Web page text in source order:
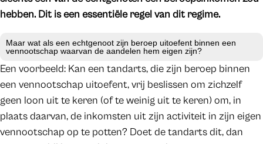
hebben. Dit is een essentiële regel van dit regime.
Maar wat als een echtgenoot zijn beroep uitoefent binnen een
vennootschap waarvan de aandelen hem eigen zijn?
Een voorbeeld: Kan een tandarts, die zijn beroep binnen
een vennootschap uitoefent, vrij beslissen om zichzelf
geen loon uit te keren (of te weinig uit te keren) om, in
plaats daarvan, de inkomsten uit zijn activiteit in zijn eigen
vennootschap op te potten? Doet de tandarts dit, dan